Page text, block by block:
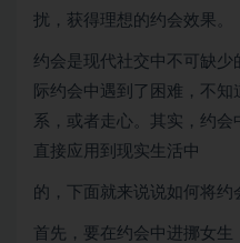
扰，获得理想的约会效果。
约会是现代社交中不可缺
际约会中遇到了困难，不
系，或者走心。其实，约
直接应用到现实生活中
的，下面就来说说如何将约
首先，要在约会中进挪女生